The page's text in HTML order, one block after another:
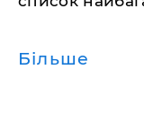
Більше